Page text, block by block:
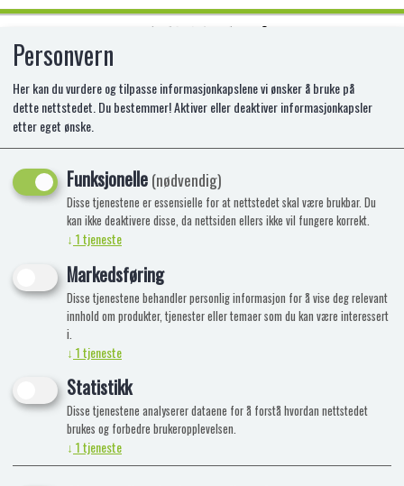
FROST SEKK MED SMYKKER OG
PYNT
Personvern
Her kan du vurdere og tilpasse informasjonkapslene vi ønsker å bruke på
dette nettstedet. Du bestemmer! Aktiver eller deaktiver informasjonkapsler
etter eget ønske.
Funksjonelle(nødvendig)
Disse tjenestene er essensielle for at nettstedet skal være brukbar. Du
kan ikke deaktivere disse, da nettsiden ellers ikke vil fungere korrekt.
↓ 1tjeneste
Markedsføring
Disse tjenestene behandler personlig informasjon for å vise deg relevant
innhold om produkter, tjenester eller temaer som du kan være interessert
i.
↓ 1tjeneste
Statistikk
Disse tjenestene analyserer dataene for å forstå hvordan nettstedet
brukes og forbedre brukeropplevelsen.
↓ 1tjeneste